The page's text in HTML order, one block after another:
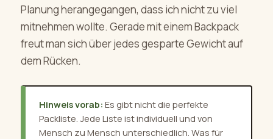
Planung herangegangen, dass ich nicht zu viel
mitnehmen wollte. Gerade mit einem Backpack
freut man sich über jedes gesparte Gewicht auf
dem Rücken.
Hinweis vorab: Es gibt nicht die perfekte
Packliste. Jede Liste ist individuell und von
Mensch zu Mensch unterschiedlich. Was für